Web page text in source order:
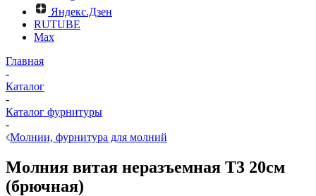
Яндекс.Дзен
RUTUBE
Max
Главная
-
Каталог
-
Каталог фурнитуры
-
Молнии, фурнитура для молний
Молния витая неразъемная Т3 20см
(брючная)